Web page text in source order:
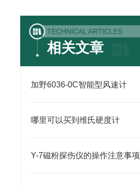
TECHNICAL ARTICLES
相关文章
加野6036-0C智能型风速计
哪里可以买到维氏硬度计
Y-7磁粉探伤仪的操作注意事项